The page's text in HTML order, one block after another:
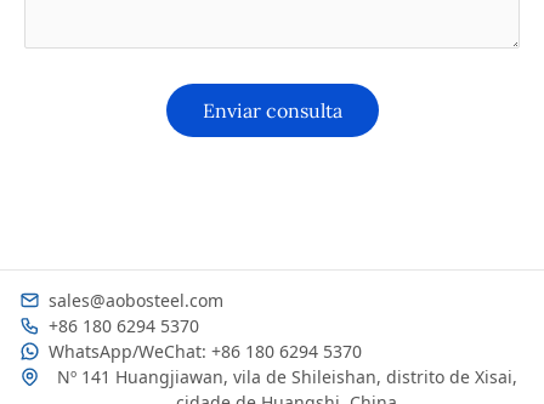
Nº 141 Huangjiawan, vila de Shileishan, distrito de Xisai,
+86 180 6294 5370
WhatsApp/WeChat: +86 180 6294 5370
sales@aobosteel.com